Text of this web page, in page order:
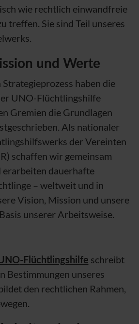
wie rechtlich einwandfreie
treffen. Sie sind Teil unseres
und Werte
haben die
UNO-Flüchtlingshilfe
Gremien die Grundlagen
Als nationaler
der Vereinten
) schaffen wir gemeinsam
erarbeiten dauerhafte
– weltweit und in
Vision, Mission und unsere
unserer Arbeitsweise.
-Flüchtlingshilfe schreibt
Bestimmungen unseres
den rechtlichen Rahmen,